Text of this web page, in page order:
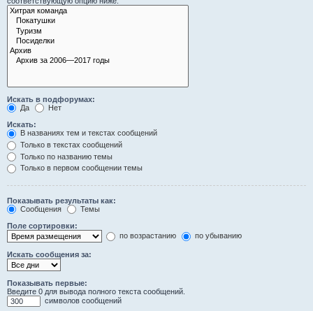
Искать в подфорумах:
Да
Нет
Искать:
В названиях тем и текстах сообщений
Только в текстах сообщений
Только по названию темы
Только в первом сообщении темы
Показывать результаты как:
Сообщения
Темы
Поле сортировки:
по возрастанию
по убыванию
Искать сообщения за:
Показывать первые:
Введите 0 для вывода полного текста сообщений.
символов сообщений